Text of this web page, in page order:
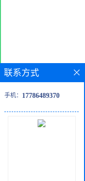
47-3
联系方式
手机： 17786489370